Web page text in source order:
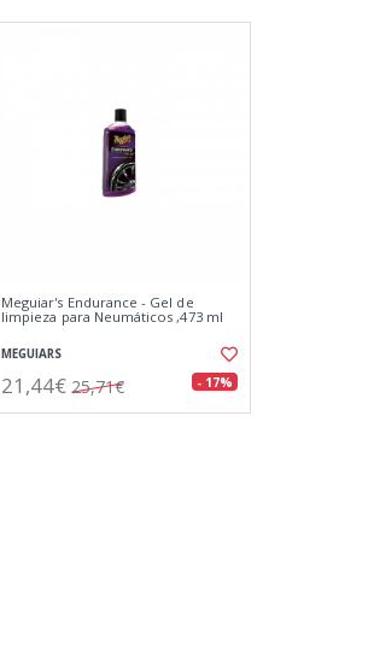
Meguiar's Endurance - Gel de
limpieza para Neumáticos ,473 ml
MEGUIARS
21,44€ 25,71€ - 17%